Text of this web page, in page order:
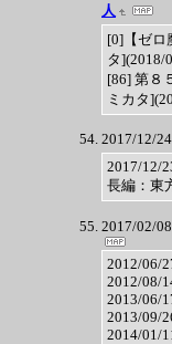
人
[0]【ゼロ
タ](2018/
[86] 第８
ミカタ
2017/12/
2017/12/
長編：東
2017/02/
2012/06/
2012/08/
2013/06/
2013/09/
2014/01/